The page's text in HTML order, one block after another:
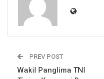
PREV POST
Wakil Panglima TNI